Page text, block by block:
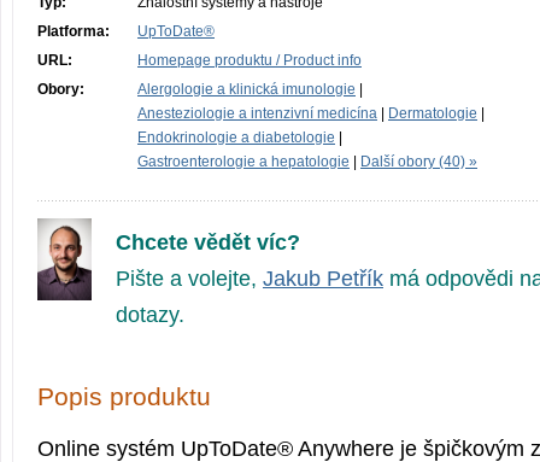
Platforma:
UpToDate®
URL:
Homepage produktu / Product info
Obory:
Alergologie a klinická imunologie
Anesteziologie a intenzivní medicína
Dermatologie
Endokrinologie a diabetologie
Gastroenterologie a hepatologie
Další obory (40) »
Chcete vědět víc?
Pište a volejte, Jakub Petřík má odpovědi
dotazy.
Popis produktu
Online systém UpToDate® Anywhere je špičkovým